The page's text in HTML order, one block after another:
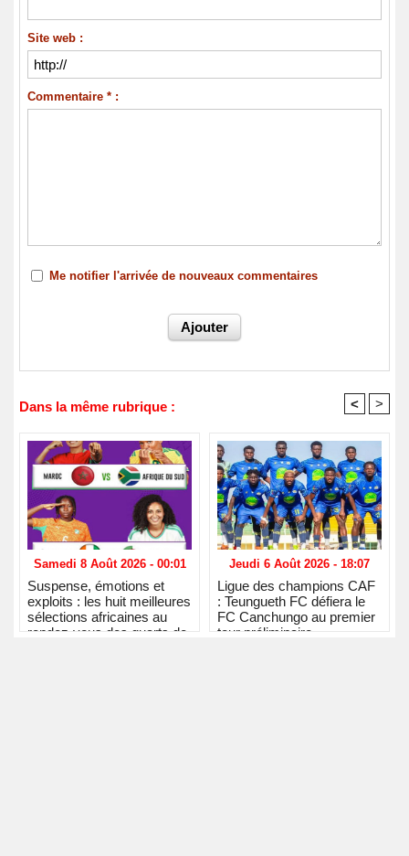
Site web :
Commentaire * :
Me notifier l'arrivée de nouveaux commentaires
Dans la même rubrique : < >
Samedi 8 Août 2026 - 00:01
Suspense, émotions et
exploits : les huit meilleures
sélections africaines au
rendez-vous des quarts de
Jeudi 6 Août 2026 - 18:07
Ligue des champions CAF
: Teungueth FC défiera le
FC Canchungo au premier
tour préliminaire